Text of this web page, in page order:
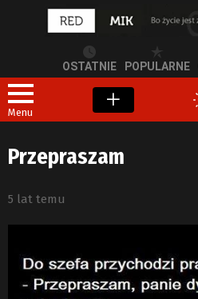
OSTATNIE POPULARNE
Menu
Przepraszam
5 lat temu